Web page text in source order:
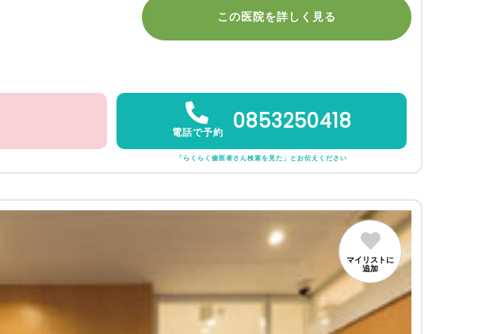
この医院を詳しく見る
電話で予約 0853250418
「らくらく歯医者さん検索を見た」とお伝えください
マイリストに
追加